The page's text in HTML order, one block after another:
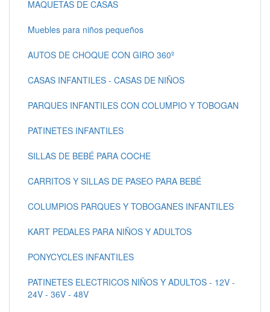
MAQUETAS DE CASAS
Muebles para niños pequeños
AUTOS DE CHOQUE CON GIRO 360º
CASAS INFANTILES - CASAS DE NIÑOS
PARQUES INFANTILES CON COLUMPIO Y TOBOGAN
PATINETES INFANTILES
SILLAS DE BEBÉ PARA COCHE
CARRITOS Y SILLAS DE PASEO PARA BEBÉ
COLUMPIOS PARQUES Y TOBOGANES INFANTILES
KART PEDALES PARA NIÑOS Y ADULTOS
PONYCYCLES INFANTILES
PATINETES ELECTRICOS NIÑOS Y ADULTOS - 12V -
24V - 36V - 48V